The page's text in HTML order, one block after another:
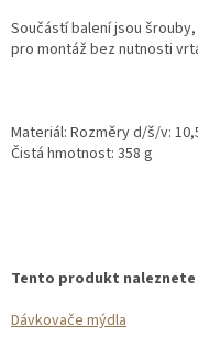
Součástí balení jsou
pro montáž bez nutnosti
Materiál: Rozměry d/š/v:
Čistá hmotnost: 358 g
Tento produkt
Dávkovače mýdla